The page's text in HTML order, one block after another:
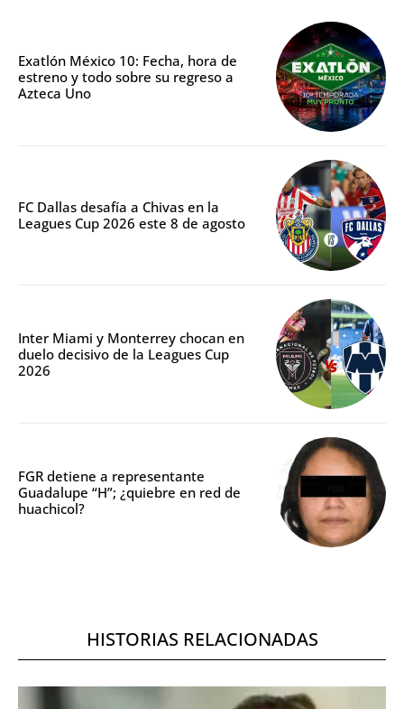
Exatlón México 10: Fecha, hora de
estreno y todo sobre su regreso a
Azteca Uno
FC Dallas desafía a Chivas en la
Leagues Cup 2026 este 8 de agosto
Inter Miami y Monterrey chocan en
duelo decisivo de la Leagues Cup
2026
FGR detiene a representante
Guadalupe “H”; ¿quiebre en red de
huachicol?
HISTORIAS RELACIONADAS